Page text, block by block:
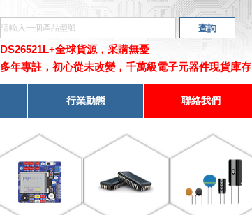
DS26521L+全球貨源，采購無憂
多年專註，初心從未改變，千萬級電子元器件現貨庫存
行業動態 聯絡我們